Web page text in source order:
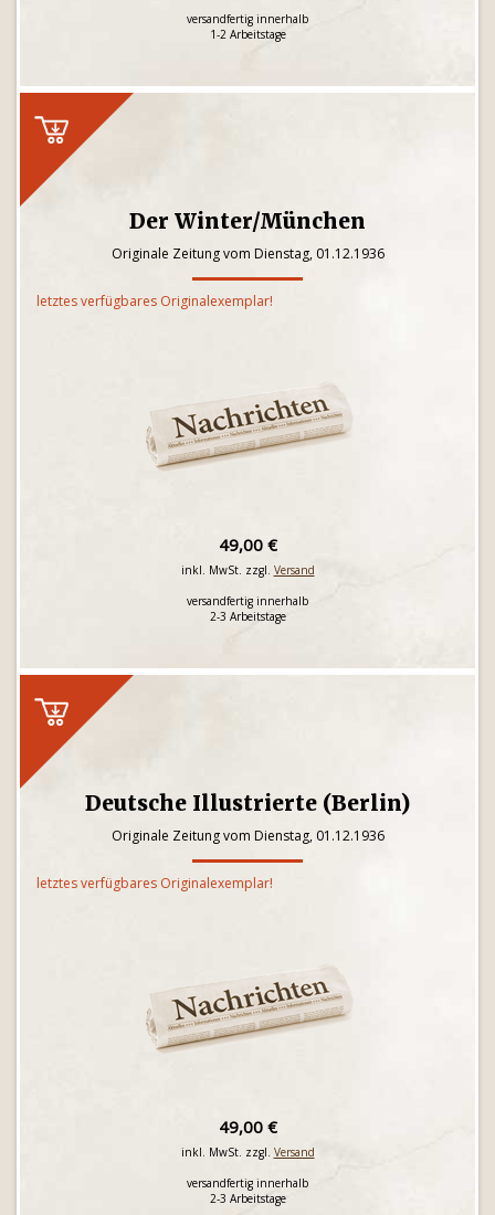
versandfertig innerhalb
1-2 Arbeitstage
Der Winter/München
Originale Zeitung vom Dienstag, 01.12.1936
letztes verfügbares Originalexemplar!
49,00 €
inkl. MwSt. zzgl. Versand
versandfertig innerhalb
2-3 Arbeitstage
Deutsche Illustrierte (Berlin)
Originale Zeitung vom Dienstag, 01.12.1936
letztes verfügbares Originalexemplar!
49,00 €
inkl. MwSt. zzgl. Versand
versandfertig innerhalb
2-3 Arbeitstage